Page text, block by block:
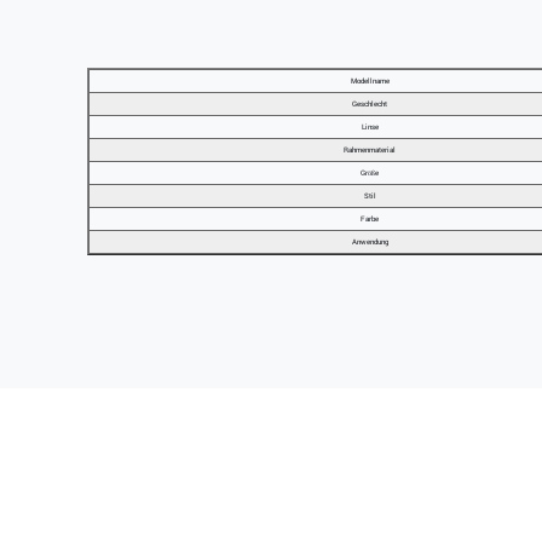
Modellname
Geschlecht
Linse
Rahmenmaterial
Größe
Stil
Farbe
Anwendung